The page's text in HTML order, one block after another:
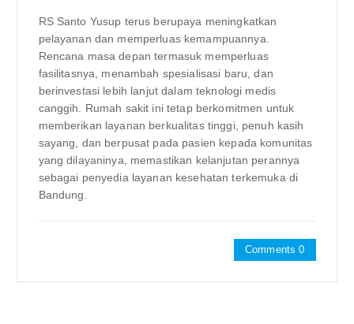
RS Santo Yusup terus berupaya meningkatkan
pelayanan dan memperluas kemampuannya.
Rencana masa depan termasuk memperluas
fasilitasnya, menambah spesialisasi baru, dan
berinvestasi lebih lanjut dalam teknologi medis
canggih. Rumah sakit ini tetap berkomitmen untuk
memberikan layanan berkualitas tinggi, penuh kasih
sayang, dan berpusat pada pasien kepada komunitas
yang dilayaninya, memastikan kelanjutan perannya
sebagai penyedia layanan kesehatan terkemuka di
Bandung.
Comments 0